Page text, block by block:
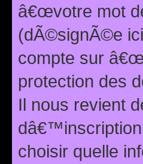
â€œvotre mot
(dÃ©signÃ©e
compte sur
protection des
Il nous revient
dâ€™inscription
choisir quelle